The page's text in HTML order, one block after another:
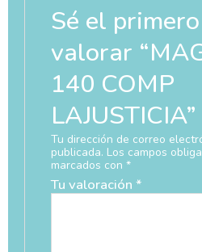
Sé el
valorar
140 COMP
LAJUSTICIA”
Tu dirección de correo
publicada. Los campos
marcados con *
Tu valoración *